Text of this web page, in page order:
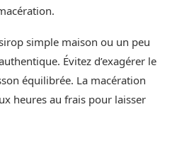
simple maison ou un peu
Évitez d’exagérer le
équilibrée. La macération
heures au frais pour laisser